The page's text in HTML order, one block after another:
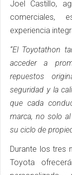
Joel Castillo,
comerciales,
experiencia
“El Toyotathon
acceder a
repuestos
seguridad y la
que cada
marca, no solo
su ciclo de
Durante los tres
Toyota